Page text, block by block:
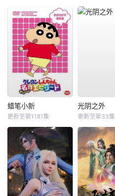
蜡笔小新
更新至第1181集
光阴之外
更新至第33集